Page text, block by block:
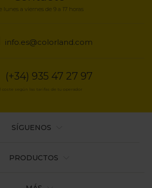
lunes a viernes de 9 a 17 horas
info.es@colorland.com
(+34) 935 47 27 97
coste según las tarifas de tu operador
PRODUCTOS
SÍGUENOS